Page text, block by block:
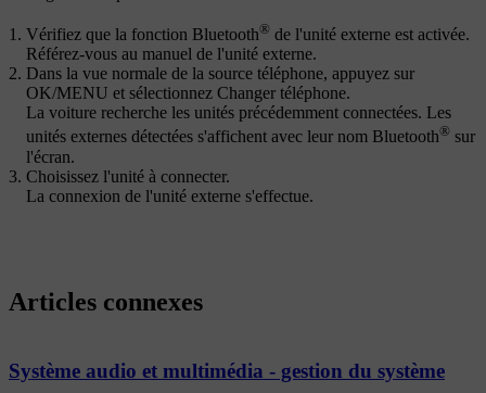
Vérifiez que la fonction Bluetooth® de l'unité externe est activée.
Référez-vous au manuel de l'unité externe.
Dans la vue normale de la source téléphone, appuyez sur
OK/MENU et sélectionnez Changer téléphone.
La voiture recherche les unités précédemment connectées. Les
unités externes détectées s'affichent avec leur nom Bluetooth® sur
l'écran.
Choisissez l'unité à connecter.
La connexion de l'unité externe s'effectue.
Articles connexes
Système audio et multimédia - gestion du système